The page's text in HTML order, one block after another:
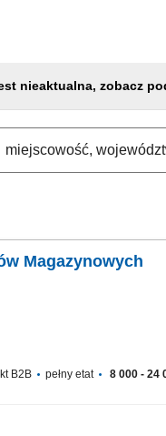
nieaktualna, zobacz
Magazynowych
B2B pełny etat 8 000 - 24